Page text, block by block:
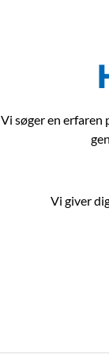
Vi søger en
Vi giver